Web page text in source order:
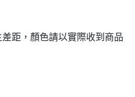
距，顏色請以實際收到商品